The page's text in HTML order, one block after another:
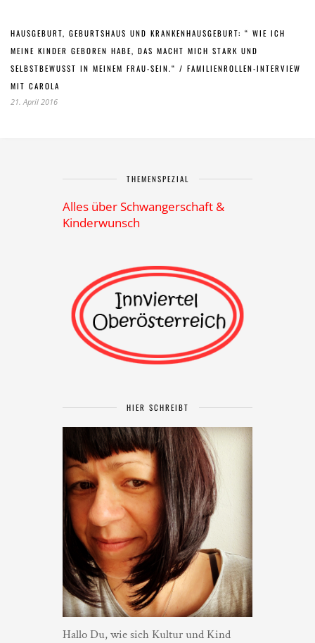
HAUSGEBURT, GEBURTSHAUS UND KRANKENHAUSGEBURT: “ WIE ICH
MEINE KINDER GEBOREN HABE, DAS MACHT MICH STARK UND
SELBSTBEWUSST IN MEINEM FRAU-SEIN.“ / FAMILIENROLLEN-INTERVIEW
MIT CAROLA
21. April 2016
THEMENSPEZIAL
Alles über Schwangerschaft &
Kinderwunsch
HIER SCHREIBT
Hallo Du, wie sich Kultur und Kind